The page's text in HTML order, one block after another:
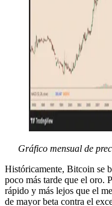
Gráfico mensual de
Históricamente, Bitcoin se
poco más tarde que el oro.
rápido y más lejos que el
de mayor beta contra el